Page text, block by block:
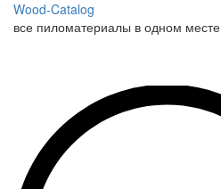
Wood-Catalog
все пиломатериалы в одном месте